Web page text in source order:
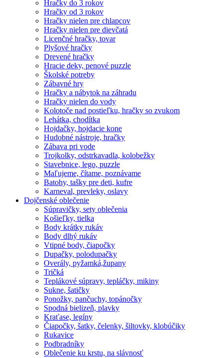
Hračky do 3 rokov
Hračky od 3 rokov
Hračky nielen pre chlapcov
Hračky nielen pre dievčatá
Licenčné hračky, tovar
Plyšové hračky
Drevené hračky
Hracie deky, penové puzzle
Školské potreby
Zábavné hry
Hračky a nábytok na záhradu
Hračky nielen do vody
Kolotoče nad postieľku, hračky so zvukom
Lehátka, chodítka
Hojdačky, hojdacie kone
Hudobné nástroje, hračky
Zábava pri vode
Trojkolky, odstrkavadla, kolobežky
Stavebnice, lego, puzzle
Maľujeme, čítame, poznávame
Batohy, tašky pre deti, kufre
Karneval, prevleky, oslavy
Dojčenské oblečenie
Súpravičky, sety oblečenia
Košieľky, tielka
Body krátky rukáv
Body dlhý rukáv
Vtipné body, čiapočky
Dupačky, polodupačky
Overály, pyžamká,župany
Tričká
Teplákové súpravy, tepláčky, mikiny
Sukne, šatičky
Ponožky, pančuchy, topánočky
Spodná bielizeň, plavky
Kraťase, legíny
Čiapočky, šatky, čelenky, šiltovky, klobúčiky
Rukavice
Podbradníky
Oblečenie ku krstu, na slávnosť